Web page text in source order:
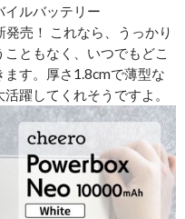
イルバッテリー
売！ これなら、うっかり
ともなく、いつでもどこ
す。厚さ1.8cmで薄型な
躍してくれそうですよ。